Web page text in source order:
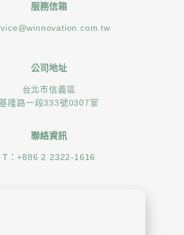
服務信箱
公司地址
台北市信義區
隆路一段333號0307室
聯絡資訊
T：+886 2 2322-1616